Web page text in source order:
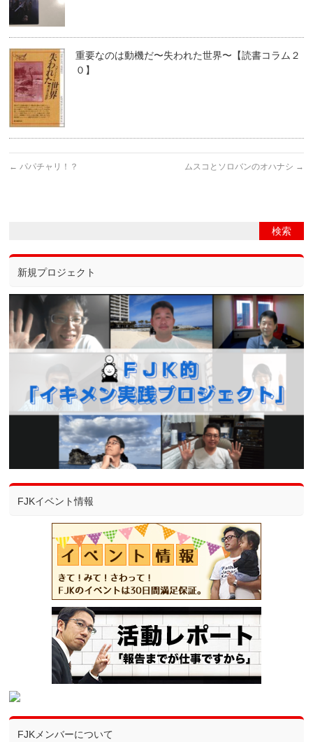
重要なのは動機だ〜失われた世界〜【読書コラム２
０】
← パパチャリ！？ ムスコとソロバンのオハナシ →
新規プロジェクト
FJKイベント情報
FJKメンバーについて